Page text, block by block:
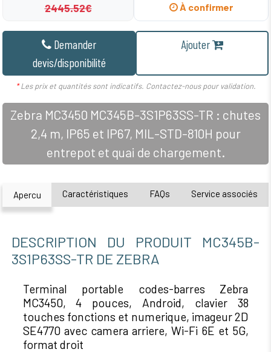
2445.52€ À confirmer
Demander
devis/disponibilité
Ajouter
*Les prix et quantités sont indicatifs. Contactez-nous pour validation.
Zebra MC3450 MC345B-3S1P63SS-TR : chutes
2,4 m, IP65 et IP67, MIL-STD-810H pour
entrepot et quai de chargement.
Apercu Caractéristiques FAQs Service associés
DESCRIPTION DU PRODUIT MC345B-
3S1P63SS-TR DE ZEBRA
Terminal portable codes-barres Zebra
MC3450, 4 pouces, Android, clavier 38
touches fonctions et numerique, imageur 2D
SE4770 avec camera arriere, Wi-Fi 6E et 5G,
format droit